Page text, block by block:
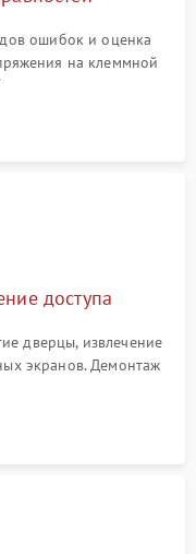
ошибок и оценка
на клеммной
с нагревом,
блокировкой дверцы.
доступа
дверцы, извлечение
экранов. Демонтаж
доступа к
и вентиляторам.